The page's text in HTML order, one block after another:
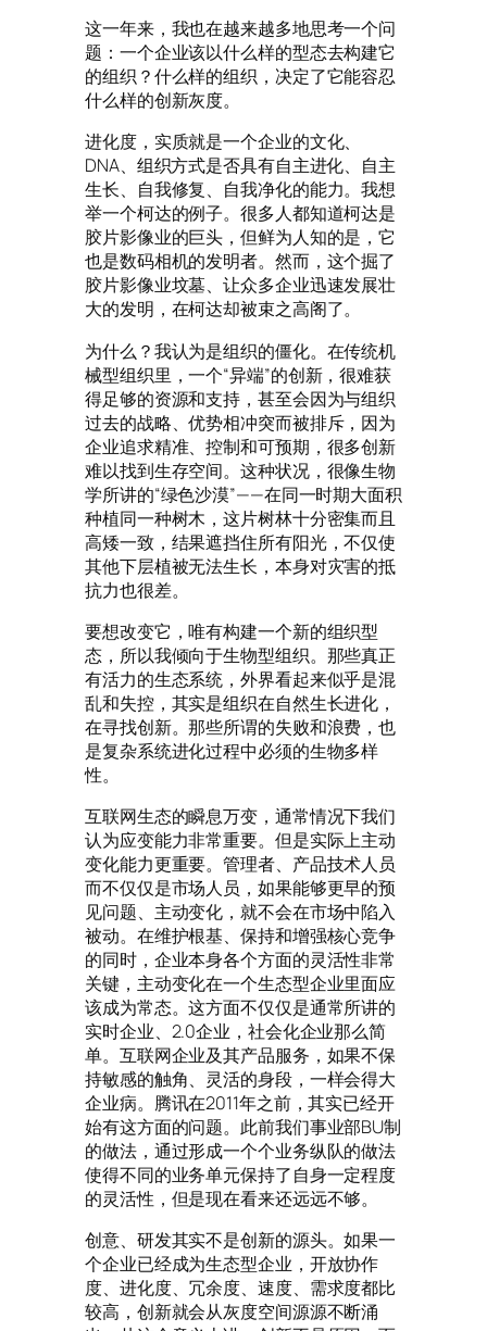
这一年来，我也在越来越多地思考一个问
题：一个企业该以什么样的型态去构建它
的组织？什么样的组织，决定了它能容忍
什么样的创新灰度。
进化度，实质就是一个企业的文化、
DNA、组织方式是否具有自主进化、自主
生长、自我修复、自我净化的能力。我想
举一个柯达的例子。很多人都知道柯达是
胶片影像业的巨头，但鲜为人知的是，它
也是数码相机的发明者。然而，这个掘了
胶片影像业坟墓、让众多企业迅速发展壮
大的发明，在柯达却被束之高阁了。
为什么？我认为是组织的僵化。在传统机
械型组织里，一个“异端”的创新，很难获
得足够的资源和支持，甚至会因为与组织
过去的战略、优势相冲突而被排斥，因为
企业追求精准、控制和可预期，很多创新
难以找到生存空间。这种状况，很像生物
学所讲的“绿色沙漠”——在同一时期大面积
种植同一种树木，这片树林十分密集而且
高矮一致，结果遮挡住所有阳光，不仅使
其他下层植被无法生长，本身对灾害的抵
抗力也很差。
要想改变它，唯有构建一个新的组织型
态，所以我倾向于生物型组织。那些真正
有活力的生态系统，外界看起来似乎是混
乱和失控，其实是组织在自然生长进化，
在寻找创新。那些所谓的失败和浪费，也
是复杂系统进化过程中必须的生物多样
性。
互联网生态的瞬息万变，通常情况下我们
认为应变能力非常重要。但是实际上主动
变化能力更重要。管理者、产品技术人员
而不仅仅是市场人员，如果能够更早的预
见问题、主动变化，就不会在市场中陷入
被动。在维护根基、保持和增强核心竞争
的同时，企业本身各个方面的灵活性非常
关键，主动变化在一个生态型企业里面应
该成为常态。这方面不仅仅是通常所讲的
实时企业、2.0企业，社会化企业那么简
单。互联网企业及其产品服务，如果不保
持敏感的触角、灵活的身段，一样会得大
企业病。腾讯在2011年之前，其实已经开
始有这方面的问题。此前我们事业部BU制
的做法，通过形成一个个业务纵队的做法
使得不同的业务单元保持了自身一定程度
的灵活性，但是现在看来还远远不够。
创意、研发其实不是创新的源头。如果一
个企业已经成为生态型企业，开放协作
度、进化度、冗余度、速度、需求度都比
较高，创新就会从灰度空间源源不断涌